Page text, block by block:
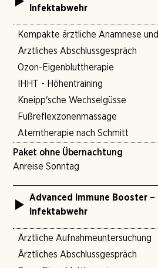
Infektabwehr
Kompakte ärztliche Anamnese
Ärztliches Abschlussgespräch
Ozon-Eigenbluttherapie
IHHT - Höhentraining
Kneipp'sche Wechselgüsse
Fußreflexzonenmassage
Atemtherapie nach Schmitt
Paket ohne Übernachtung
Anreise Sonntag
Advanced Immune Booster –
Infektabwehr
Ärztliche Aufnahmeuntersuchung
Ärztliches Abschlussgespräch